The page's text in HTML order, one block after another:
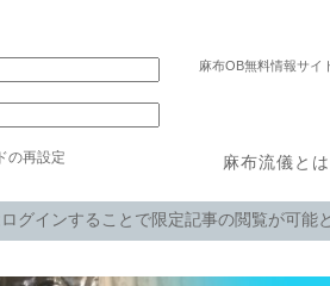
の再設定
麻布OB無料情報サイ
麻布流儀とは
グインすることで限定記事の閲覧が可能